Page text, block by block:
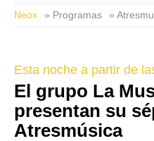
Neox » Programas »
Esta noche a partir de
El grupo La
presentan su
Atresmúsica